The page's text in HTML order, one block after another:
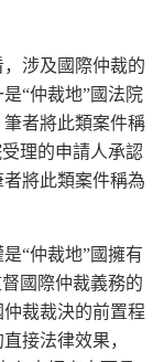
涉及國際仲裁的
“仲裁地”國法院
者將此類案件稱
理的申請人承認
將此類案件稱為
“仲裁地”國擁有
國際仲裁義務的
裁裁決的前置程
接法律效果，